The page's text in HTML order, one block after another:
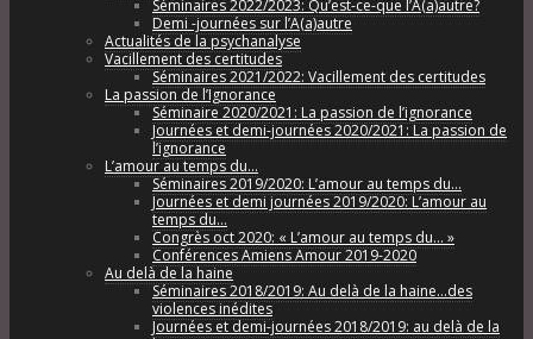
Séminaires 2022/2023: Qu’est-ce-que l’A(a)autre?
Demi -journées sur l’A(a)autre
Actualités de la psychanalyse
Vacillement des certitudes
Séminaires 2021/2022: Vacillement des certitudes
La passion de l’Ignorance
Séminaire 2020/2021: La passion de l’ignorance
Journées et demi-journées 2020/2021: La passion de
l’ignorance
L’amour au temps du…
Séminaires 2019/2020: L’amour au temps du…
Journées et demi journées 2019/2020: L’amour au
temps du…
Congrès oct 2020: « L’amour au temps du… »
Conférences Amiens Amour 2019-2020
Au delà de la haine
Séminaires 2018/2019: Au delà de la haine…des
violences inédites
Journées et demi-journées 2018/2019: au delà de la